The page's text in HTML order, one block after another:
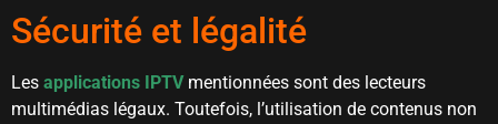
Sécurité et légalité
Les applications IPTV mentionnées sont des lecteurs
multimédias légaux. Toutefois, l’utilisation de contenus non